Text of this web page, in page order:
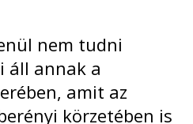
nem tudni
áll annak a
amit az
körzetében is